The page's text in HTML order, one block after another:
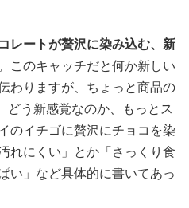
コレートが贅沢に染み込む、新
このキャッチだと何か新しい
わりますが、ちょっと商品の
う新感覚なのか、もっとス
のイチゴに贅沢にチョコを染
れにくい」とか「さっくり食
い」など具体的に書いてあっ